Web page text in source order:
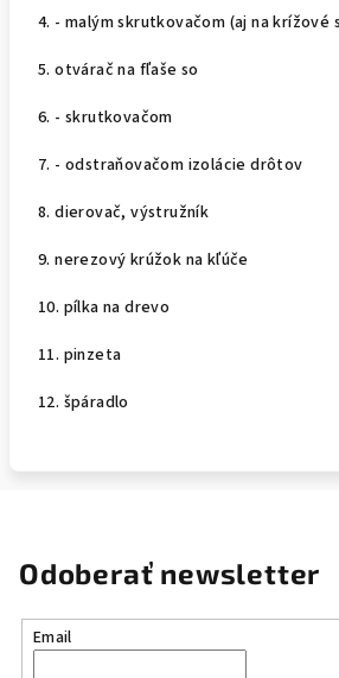
4. - malým skrutkovačom (aj na krížové
5. otvárač na fľaše so
6. - skrutkovačom
7. - odstraňovačom izolácie drôtov
8. dierovač, výstružník
9. nerezový krúžok na kľúče
10. pílka na drevo
11. pinzeta
12. špáradlo
Odoberať newsletter
Email